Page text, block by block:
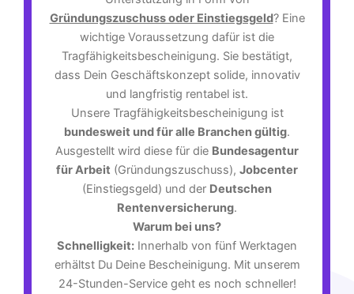
Gründungszuschuss oder Einstiegsgeld? Eine
wichtige Voraussetzung dafür ist die
Tragfähigkeitsbescheinigung. Sie bestätigt,
dass Dein Geschäftskonzept solide, innovativ
und langfristig rentabel ist.
Unsere Tragfähigkeitsbescheinigung ist
bundesweit und für alle Branchen gültig.
Ausgestellt wird diese für die Bundesagentur
für Arbeit (Gründungszuschuss), Jobcenter
(Einstiegsgeld) und der Deutschen
Rentenversicherung.
Warum bei uns?
Schnelligkeit: Innerhalb von fünf Werktagen
erhältst Du Deine Bescheinigung. Mit unserem
24-Stunden-Service geht es noch schneller!